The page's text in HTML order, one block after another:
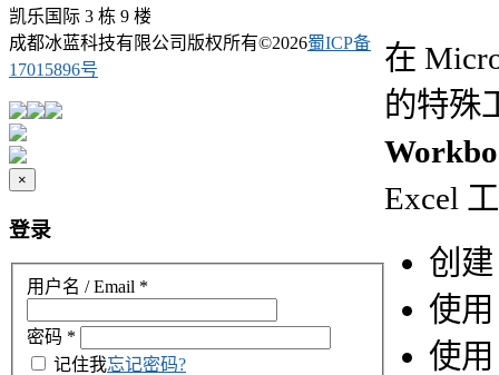
在
的特殊
Excel
创
使
使
凯乐国际 3 栋 9 楼
成都冰蓝科技有限公司版权所有©2026蜀ICP备
17015896号
×
登录
用户名 / Email *
密码 *
记住我忘记密码?